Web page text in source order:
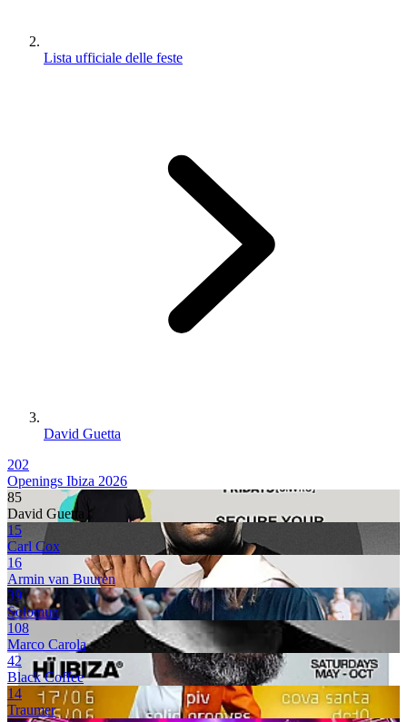
Lista ufficiale delle feste
David Guetta
202
Openings Ibiza 2026
85
David Guetta
15
Carl Cox
16
Armin van Buuren
39
Solomun
108
Marco Carola
42
Black Coffee
14
Traumer